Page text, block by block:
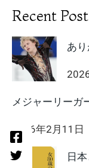
Recent
あ
メジャーリーガ
2026年2月11日
日